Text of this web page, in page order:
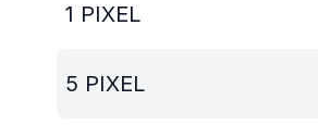
1 PIXEL
5 PIXEL